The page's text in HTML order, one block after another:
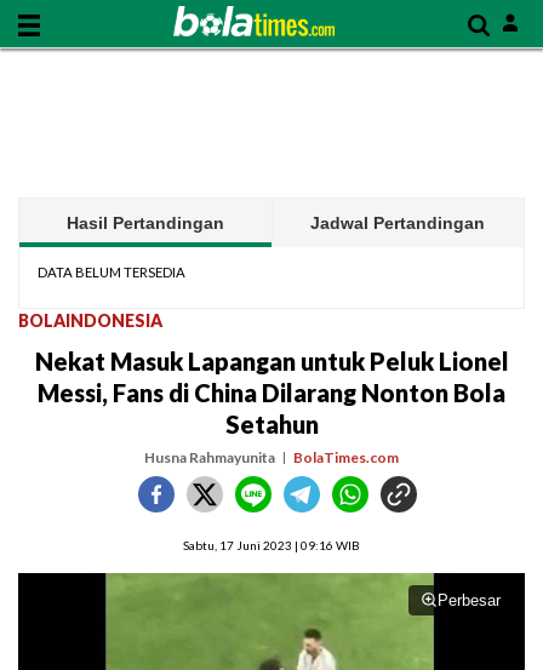
Hasil Pertandingan Jadwal Pertandingan
DATA BELUM TERSEDIA
BOLAINDONESIA
Nekat Masuk Lapangan untuk Peluk Lionel
Messi, Fans di China Dilarang Nonton Bola
Setahun
Husna Rahmayunita BolaTimes.com
Sabtu, 17 Juni 2023 | 09:16 WIB
Perbesar